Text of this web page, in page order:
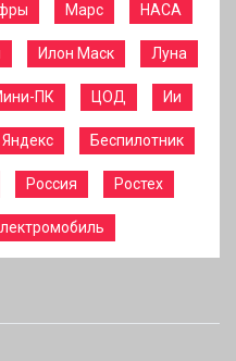
Марс НАСА
Илон Маск Луна
ПК ЦОД Ии
Яндекс Беспилотник
Россия Ростех